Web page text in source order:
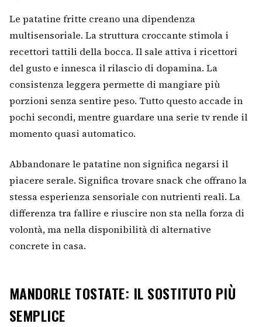
Le patatine fritte creano una dipendenza
multisensoriale. La struttura croccante stimola i
recettori tattili della bocca. Il sale attiva i ricettori
del gusto e innesca il rilascio di dopamina. La
consistenza leggera permette di mangiare più
porzioni senza sentire peso. Tutto questo accade in
pochi secondi, mentre guardare una serie tv rende il
momento quasi automatico.
Abbandonare le patatine non significa negarsi il
piacere serale. Significa trovare snack che offrano la
stessa esperienza sensoriale con nutrienti reali. La
differenza tra fallire e riuscire non sta nella forza di
volontà, ma nella disponibilità di alternative
concrete in casa.
MANDORLE TOSTATE: IL SOSTITUTO PIÙ
SEMPLICE